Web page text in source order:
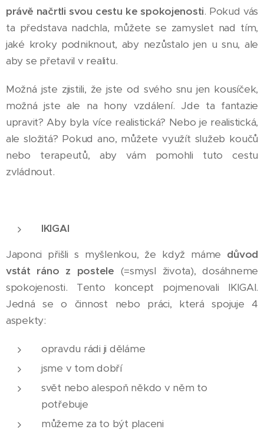
právě načrtli svou cestu ke spokojenosti. Pokud vás
ta představa nadchla, můžete se zamyslet nad tím,
jaké kroky podniknout, aby nezůstalo jen u snu, ale
aby se přetavil v realitu.
Možná jste zjistili, že jste od svého snu jen kousíček,
možná jste ale na hony vzdálení. Jde ta fantazie
upravit? Aby byla více realistická? Nebo je realistická,
ale složitá? Pokud ano, můžete využít služeb koučů
nebo terapeutů, aby vám pomohli tuto cestu
zvládnout.
IKIGAI
Japonci přišli s myšlenkou, že když máme důvod
vstát ráno z postele (=smysl života), dosáhneme
spokojenosti. Tento koncept pojmenovali IKIGAI.
Jedná se o činnost nebo práci, která spojuje 4
aspekty:
opravdu rádi ji děláme
jsme v tom dobří
svět nebo alespoň někdo v něm to
potřebuje
můžeme za to být placeni